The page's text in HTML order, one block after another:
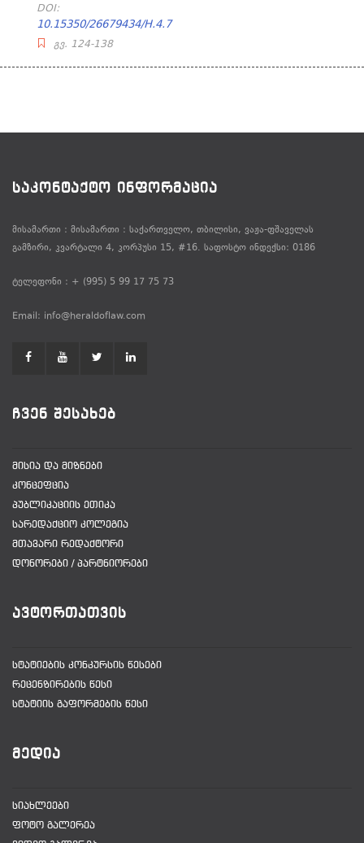
DOI:
10.15350/26679434/H.4.7
გვ. 124-138
ᲡᲐᲙᲝᲜᲢᲐᲥᲢᲝ ᲘᲜᲤᲝᲠᲛᲐᲪᲘᲐ
მისამართი : მისამართი : საქართველო, თბილისი, ვაჟა-ფშაველას
გამზირი, კვარტალი 4, კორპუსი 15, #16. საფოსტო ინდექსი: 0186
ტელეფონი : + (995) 5 99 17 75 73
Email: info@heraldoflaw.com
ᲩᲕᲔᲜ ᲨᲔᲡᲐᲮᲔᲑ
ᲛᲘᲡᲘᲐ ᲓᲐ ᲛᲘᲖᲜᲔᲑᲘ
ᲙᲝᲜᲪᲔᲤᲪᲘᲐ
ᲞᲣᲑᲚᲘᲙᲐᲪᲘᲘᲡ ᲔᲗᲘᲙᲐ
ᲡᲐᲠᲔᲓᲐᲥᲪᲘᲝ ᲙᲝᲚᲔᲒᲘᲐ
ᲛᲗᲐᲕᲐᲠᲘ ᲠᲔᲓᲐᲥᲢᲝᲠᲘ
ᲓᲝᲜᲝᲠᲔᲑᲘ / ᲞᲐᲠᲢᲜᲘᲝᲠᲔᲑᲘ
ᲐᲕᲢᲝᲠᲗᲐᲗᲕᲘᲡ
ᲡᲢᲐᲢᲘᲔᲑᲘᲡ ᲙᲝᲜᲙᲣᲠᲡᲘᲡ ᲬᲔᲡᲔᲑᲘ
ᲠᲔᲪᲔᲜᲖᲘᲠᲔᲑᲘᲡ ᲬᲔᲡᲘ
ᲡᲢᲐᲢᲘᲘᲡ ᲒᲐᲤᲝᲠᲛᲔᲑᲘᲡ ᲬᲔᲡᲘ
ᲛᲔᲓᲘᲐ
ᲡᲘᲐᲮᲚᲔᲔᲑᲘ
ᲤᲝᲢᲝ ᲒᲐᲚᲔᲠᲔᲐ